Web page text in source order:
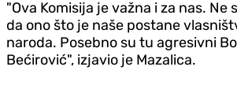
"Ova Komisija je važna i za nas. Ne
da ono što je naše postane
naroda. Posebno su tu agresivni
Bećirović", izjavio je Mazalica.